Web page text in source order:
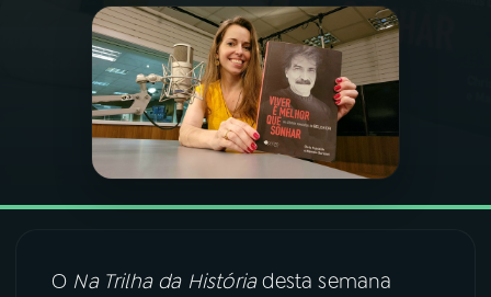
PROGRAMAS
PODCASTS
VIDEOCASTS
O Na Trilha da Históriadesta semana